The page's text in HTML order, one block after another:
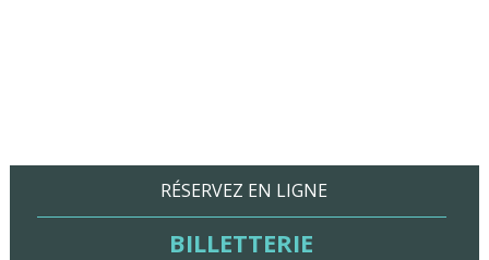
RÉSERVEZ EN LIGNE
BILLETTERIE